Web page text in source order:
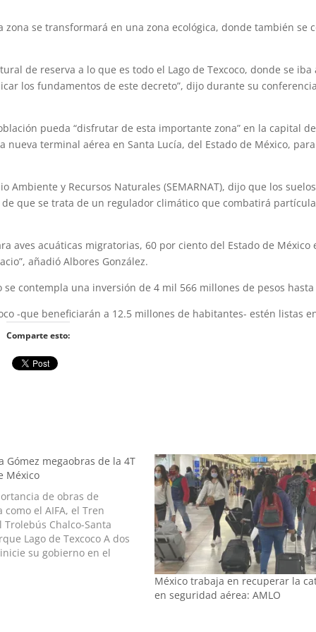
se transformará en una zona ecológica, donde también se
de reserva a lo que es todo el Lago de Texcoco, donde se
los fundamentos de este decreto”, dijo durante su
pueda “disfrutar de esta importante zona” en la capital
terminal aérea en Santa Lucía, del Estado de México,
y Recursos Naturales (SEMARNAT), dijo que los
que se trata de un regulador climático que combatirá
aves acuáticas migratorias, 60 por ciento del Estado de México
añadió Albores González.
contempla una inversión de 4 mil 566 millones de pesos hasta
-que beneficiarán a 12.5 millones de habitantes- estén listas
Comparte esto:
Gómez megaobras de la 4T
México
de obras de
el AIFA, el Tren
Chalco-Santa
Lago de Texcoco A dos
su gobierno en el
México trabaja en recuperar la
en seguridad aérea: AMLO